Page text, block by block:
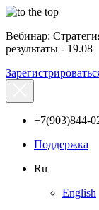
Вебинар:
результаты - 19.08
+7(903)844-
Поддержка
Ru
English